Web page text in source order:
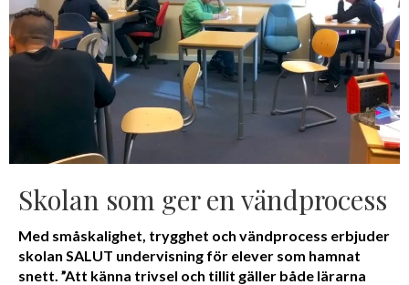
Skolan som ger en vändprocess
Med småskalighet, trygghet och vändprocess erbjuder
skolan SALUT undervisning för elever som hamnat
snett. ”Att känna trivsel och tillit gäller både lärarna